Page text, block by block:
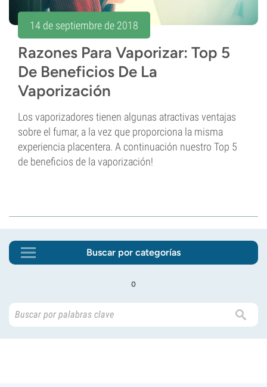
14 de septiembre de 2018
Razones Para Vaporizar: Top 5
De Beneficios De La
Vaporización
Los vaporizadores tienen algunas atractivas ventajas
sobre el fumar, a la vez que proporciona la misma
experiencia placentera. A continuación nuestro Top 5
de beneficios de la vaporización!
Buscar por categorías
o